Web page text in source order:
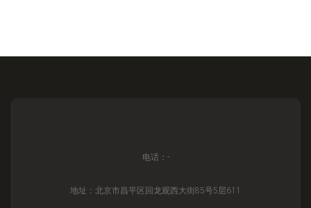
电话：-
地址：北京市昌平区回龙观西大街85号5层611